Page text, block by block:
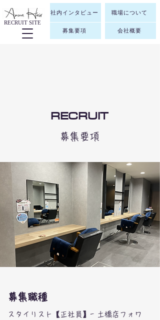
RECRUIT SITE
社内インタビュー
募集要項
職場について
会社概要
RECRUIT
​募集要項
募集職種
スタイリスト【正社員】- 土橋店フォワ